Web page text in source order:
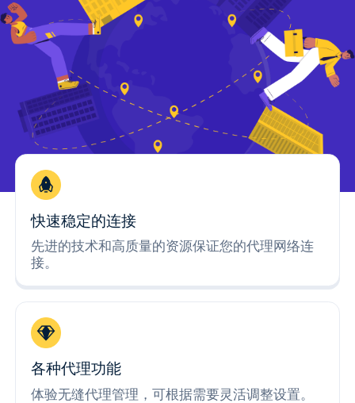
快速稳定的连接
先进的技术和高质量的资源保证您的代理网络连
接。
各种代理功能
体验无缝代理管理，可根据需要灵活调整设置。